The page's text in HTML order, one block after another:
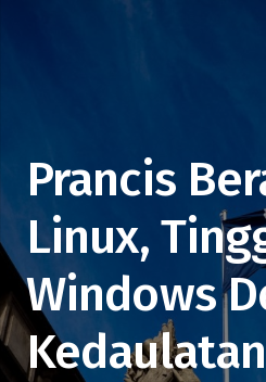
Prancis
Linux,
Windows